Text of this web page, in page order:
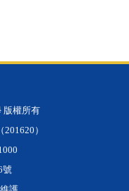
版權所有
）
號